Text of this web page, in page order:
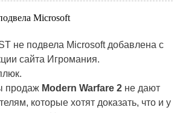
не подвела Microsoftдобавлена с
сайта Игромания.
продаж Modern Warfare 2 не дают
которые хотят доказать, что и у